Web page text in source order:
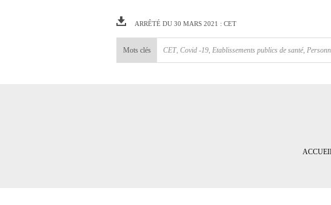
ARRÊTÉ DU 30 MARS 2021 : CET
Mots clés CET, Covid -19 Etablissements publics de santé,